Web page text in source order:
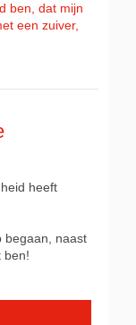
ben, dat mijn
een zuiver,
heeft
begaan, naast
ben!